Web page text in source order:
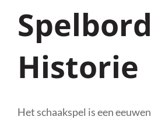
Historie
Het schaakspel is een